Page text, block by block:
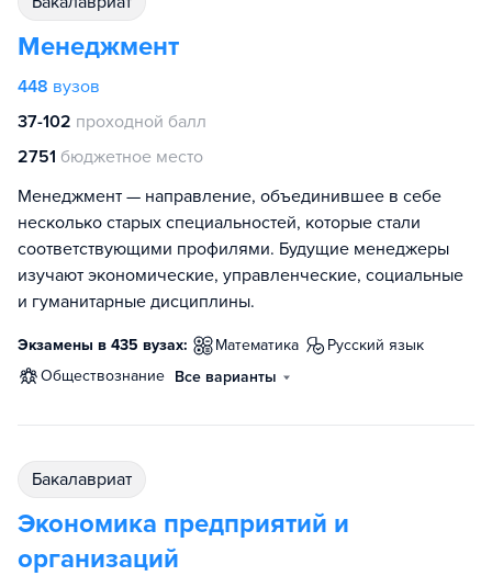
Менеджмент
448 вузов
37-102 проходной балл
2751 бюджетное место
Менеджмент — направление, объединившее в себе
несколько старых специальностей, которые стали
соответствующими профилями. Будущие менеджеры
изучают экономические, управленческие, социальные
и гуманитарные дисциплины.
Экзамены в 435 вузах: математика
русский язык
обществознание Все варианты
бакалавриат
Экономика предприятий и
организаций